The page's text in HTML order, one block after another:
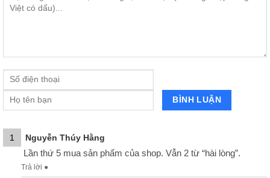
1 Nguyễn Thúy Hằng
Lần thứ 5 mua sản phẩm của shop. Vẫn 2 từ “hài lòng”.
Trả lời ●